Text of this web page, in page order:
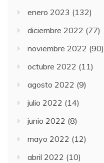
enero 2023 (132)
diciembre 2022 (77)
noviembre 2022 (90)
octubre 2022 (11)
agosto 2022 (9)
julio 2022 (14)
junio 2022 (8)
mayo 2022 (12)
abril 2022 (10)